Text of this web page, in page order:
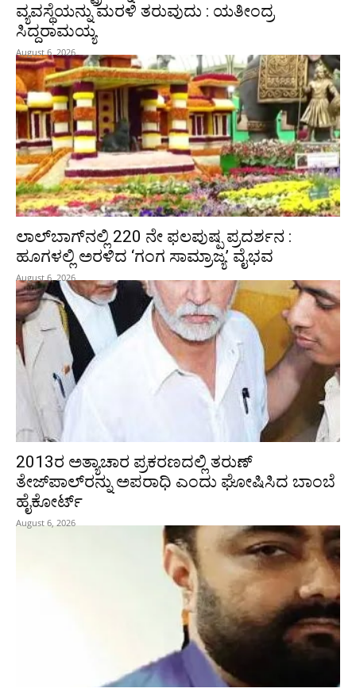
ವ್ಯವಸ್ಥೆಯನ್ನು ಮರಳಿ ತರುವುದು : ಯತೀಂದ್ರ
ಸಿದ್ದರಾಮಯ್ಯ
August 6, 2026
ಲಾಲ್‍ಬಾಗ್‍ನಲ್ಲಿ 220 ನೇ ಫಲಪುಷ್ಪ ಪ್ರದರ್ಶನ :
ಹೂಗಳಲ್ಲಿ ಅರಳಿದ ‘ಗಂಗ ಸಾಮ್ರಾಜ್ಯ’ ವೈಭವ
August 6, 2026
2013ರ ಅತ್ಯಾಚಾರ ಪ್ರಕರಣದಲ್ಲಿ ತರುಣ್
ತೇಜ್‌ಪಾಲ್‌ರನ್ನು ಅಪರಾಧಿ ಎಂದು ಘೋಷಿಸಿದ ಬಾಂಬೆ
ಹೈಕೋರ್ಟ್
August 6, 2026